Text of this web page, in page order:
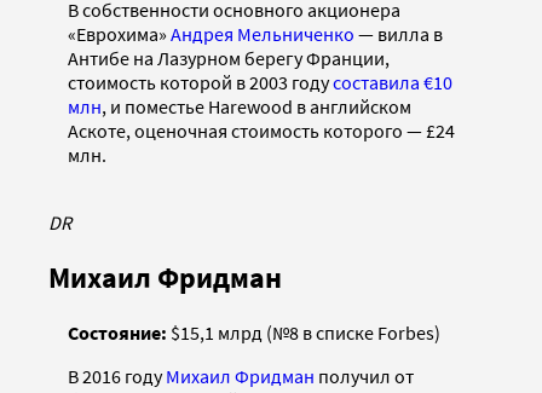
В собственности основного акционера
«Еврохима» Андрея Мельниченко — вилла в
Антибе на Лазурном берегу Франции,
стоимость которой в 2003 годусоставила €10
млн, и поместье Harewood в английском
Аскоте, оценочная стоимость которого — £24
млн.
DR
Михаил Фридман
Состояние: $15,1 млрд (№8 в списке Forbes)
В 2016 годуМихаил Фридман получил от